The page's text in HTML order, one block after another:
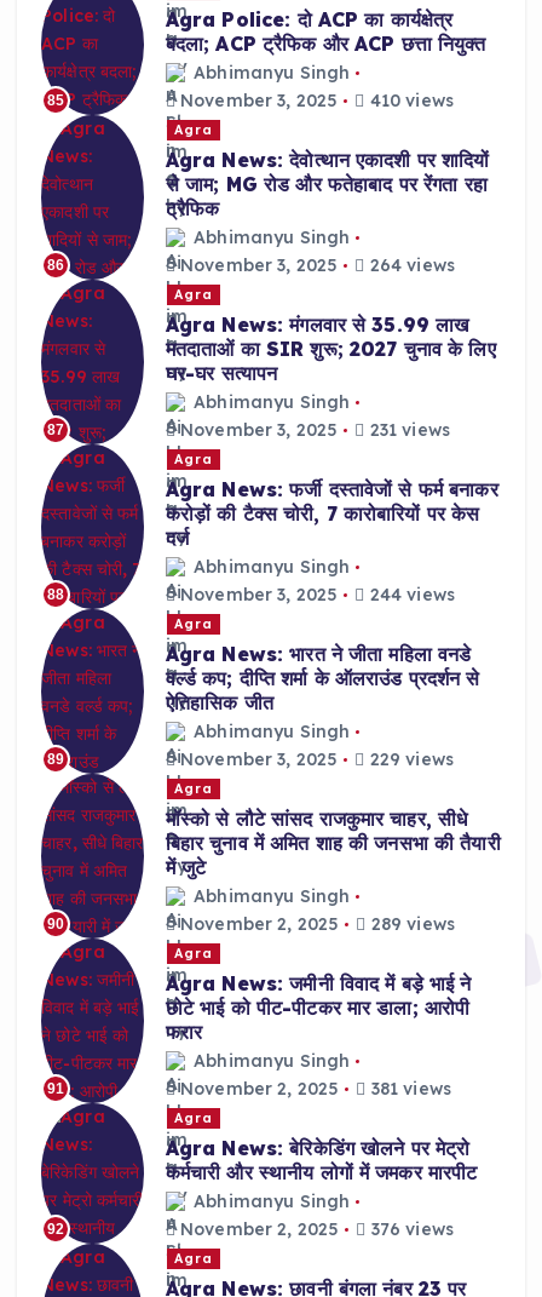
85
Agra Police: दो ACP का कार्यक्षेत्र
बदला; ACP ट्रैफिक और ACP छत्ता नियुक्त
Abhimanyu Singh
November 3, 2025
410 views
86
Agra
Agra News: देवोत्थान एकादशी पर शादियों
से जाम; MG रोड और फतेहाबाद पर रेंगता रहा
ट्रैफिक
Abhimanyu Singh
November 3, 2025
264 views
87
Agra
Agra News: मंगलवार से 35.99 लाख
मतदाताओं का SIR शुरू; 2027 चुनाव के लिए
घर-घर सत्यापन
Abhimanyu Singh
November 3, 2025
231 views
88
Agra
Agra News: फर्जी दस्तावेजों से फर्म बनाकर
करोड़ों की टैक्स चोरी, 7 कारोबारियों पर केस
दर्ज
Abhimanyu Singh
November 3, 2025
244 views
89
Agra
Agra News: भारत ने जीता महिला वनडे
वर्ल्ड कप; दीप्ति शर्मा के ऑलराउंड प्रदर्शन से
ऐतिहासिक जीत
Abhimanyu Singh
November 3, 2025
229 views
90
Agra
मॉस्को से लौटे सांसद राजकुमार चाहर, सीधे
बिहार चुनाव में अमित शाह की जनसभा की तैयारी
में जुटे
Abhimanyu Singh
November 2, 2025
289 views
91
Agra
Agra News: जमीनी विवाद में बड़े भाई ने
छोटे भाई को पीट-पीटकर मार डाला; आरोपी
फरार
Abhimanyu Singh
November 2, 2025
381 views
92
Agra
Agra News: बेरिकेडिंग खोलने पर मेट्रो
कर्मचारी और स्थानीय लोगों में जमकर मारपीट
Abhimanyu Singh
November 2, 2025
376 views
Agra
Agra News: छावनी बंगला नंबर 23 पर